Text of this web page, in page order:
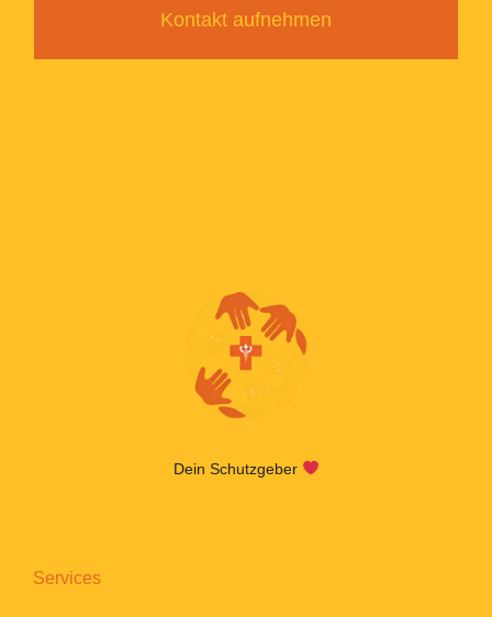
Kontakt aufnehmen
Dein Schutzgeber
Services